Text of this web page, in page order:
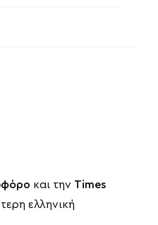
και την Times
ελληνική